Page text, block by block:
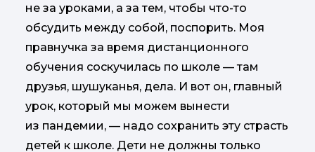
не за уроками, а за тем, чтобы что-то
обсудить между собой, поспорить. Моя
правнучка за время дистанционного
обучения соскучилась по школе — там
друзья, шушуканья, дела. И вот он, главный
урок, который мы можем вынести
из пандемии, — надо сохранить эту страсть
детей к школе. Дети не должны только